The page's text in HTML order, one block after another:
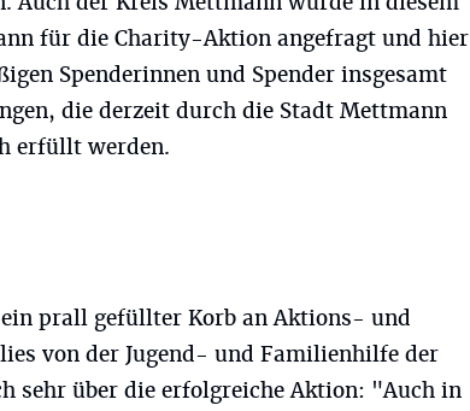
für die Charity-Aktion angefragt und hier
Spenderinnen und Spender insgesamt
die derzeit durch die Stadt Mettmann
erfüllt werden.
ein prall gefüllter Korb an Aktions- und
von der Jugend- und Familienhilfe der
sehr über die erfolgreiche Aktion: "Auch in